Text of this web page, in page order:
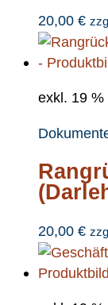
20,00 €
exkl. 19 %
20,00 €